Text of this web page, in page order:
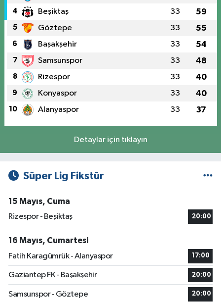
4 Beşiktaş 33 59
5 Göztepe 33 55
6 Başakşehir 33 54
7 Samsunspor 33 48
8 Rizespor 33 40
9 Konyaspor 33 40
10 Alanyaspor 33 37
Detaylar için tıklayın
Süper Lig Fikstür
15 Mayıs, Cuma
Rizespor - Beşiktaş
20:00
16 Mayıs, Cumartesi
Fatih Karagümrük - Alanyaspor
17:00
Gaziantep FK - Başakşehir 20:00
Samsunspor - Göztepe 20:00